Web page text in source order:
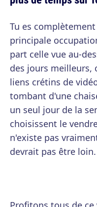
Tu es
principale
part celle vue au-
des jours meilleurs,
liens crétins de
tombant d'une
un seul jour de la
choisissent le
n'existe pas
devrait pas être loin.